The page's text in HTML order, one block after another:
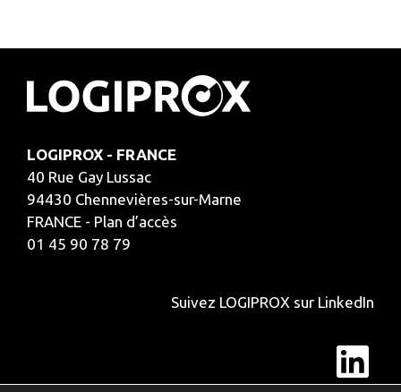
LOGIPROX - FRANCE
40 Rue Gay Lussac
94430 Chennevières-sur-Marne
FRANCE - Plan d’accès
01 45 90 78 79
Suivez LOGIPROX sur LinkedIn